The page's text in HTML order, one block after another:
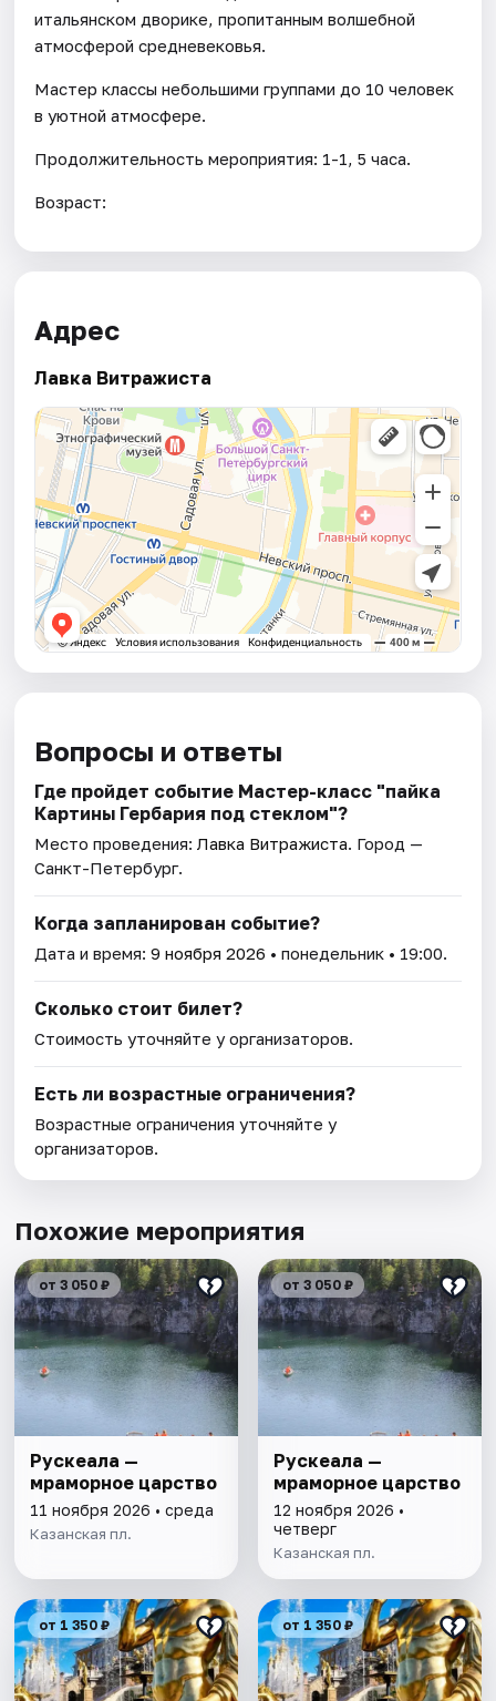
итальянском дворике, пропитанным волшебной
атмосферой средневековья.
Мастер классы небольшими группами до 10 человек
в уютной атмосфере.
Продолжительность мероприятия: 1-1, 5 часа.
Возраст:
Адрес
Лавка Витражиста
Вопросы и ответы
Где пройдет событие Мастер-класс "пайка
Картины Гербария под стеклом"?
Место проведения:Лавка Витражиста. Город —
Санкт-Петербург.
Когда запланирован событие?
Дата и время:9 ноября 2026 • понедельник • 19:00.
Сколько стоит билет?
Стоимость уточняйте у организаторов.
Есть ли возрастные ограничения?
Возрастные ограничения уточняйте у
организаторов.
Похожие мероприятия
от 3 050 ₽
Рускеала —
мраморное царство
11 ноября 2026 • среда
Казанская пл.
от 3 050 ₽
Рускеала —
мраморное царство
12 ноября 2026 •
четверг
Казанская пл.
от 1 350 ₽ от 1 350 ₽